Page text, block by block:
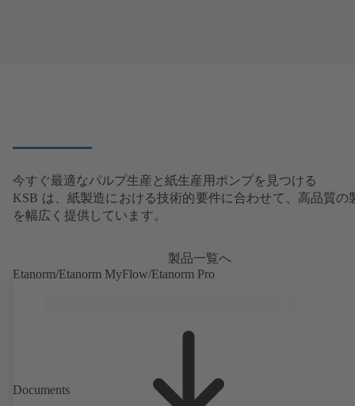
今すぐ最適なパルプ生産と紙生産用ポンプを見つける
KSB は、紙製造における技術的要件に合わせて、高品質の
を幅広く提供しています。
製品一覧へ
Etanorm/Etanorm MyFlow/Etanorm Pro
Documents